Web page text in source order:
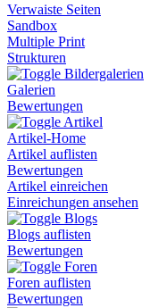
Verwaiste Seiten
Sandbox
Multiple Print
Strukturen
Bildergalerien
Galerien
Bewertungen
Artikel
Artikel-Home
Artikel auflisten
Bewertungen
Artikel einreichen
Einreichungen ansehen
Blogs
Blogs auflisten
Bewertungen
Foren
Foren auflisten
Bewertungen